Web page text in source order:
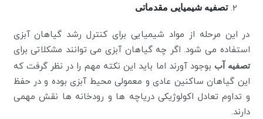
تصفیه شیمیایی مقدماتی
در این مرحله از مواد شیمیایی برای کنترل رشد گیاهان آبزی
استفاده می شود. اگر چه گیاهان آبزی می توانند مشکلاتی برای
تصفیه آب بوجود آورند اما باید این نکته مهم را در نظر گرفت که
این گیاهان ساکنین عادی و معمولی محیط آبزی بوده و در حفظ
و تداوم تعادل اکولوژیکی دریاچه ها و رودخانه ها نقش مهمی
دارند.